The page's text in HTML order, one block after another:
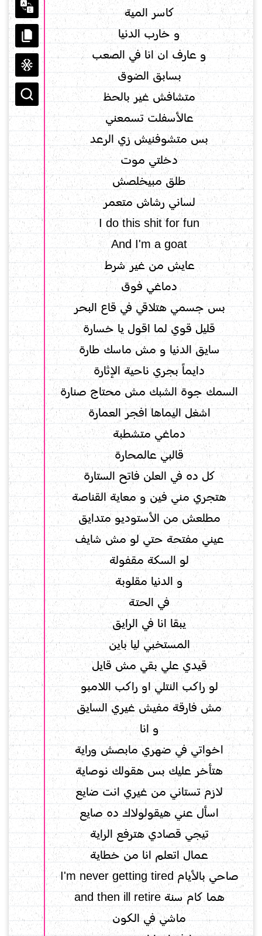
كاسر المية
و خارب الدنيا
و عارف ان انا في الصعب
بسابق الضوق
متشافش غير بالحظ
عالأسفلت تسمعني
بس متشوفنيش زي الرعد
دخلتي موت
طلق مبيخلصش
لساني رشاش متعمر
I do this shit for fun
And I'm a goat
عايش من غير شرط
دماغي فوق
بس جسمي هتلاقي في قاع البحر
قليل قوي لما اقول يا خسارة
سايق الدنيا و مش ماسك طارة
دايماً بجري ناحية الإثارة
السمك جوة الشبك مش محتاج صنارة
اشغل اليماها افجر العمارة
دماغي متشطبة
قالبي عالمحارة
كل ده في العلن فاتح الستارة
هتجري مني فين و معاية القناصة
مطلعش من الأستوديو متدايق
عيني مفتحة حتي لو مش شايف
لو السكة مقفولة
و الدنيا مقلوبة
في الحتة
يبقا انا في الرايق
المستخبي ليا باين
قيدي علي بقي مش قايل
لو راكب النتلي او راكب اللامبو
مش فارقة مفيش غيري السايق
و انا
اخواتي في ضهري مابصش وراية
هتأخر عليك بس هقولك نوصاية
لازم تستاني من غيري انت ضايع
اسأل عني هيقولولاك ده صايع
تيجي قصادي هترفع الراية
عمال اتعلم انا من خطاية
صاحي بالأيام I'm never getting tired
هما كام سنة and then ill retire
ماشي في الكون